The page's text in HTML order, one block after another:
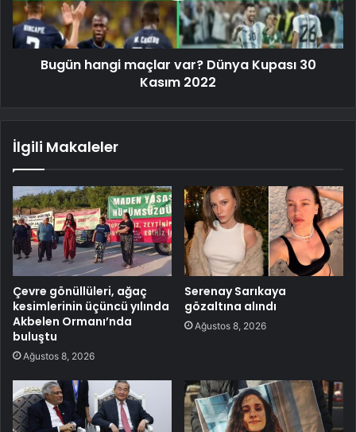
Bugün hangi maçlar var? Dünya Kupası 30
Kasım 2022
İlgili Makaleler
Çevre gönüllüleri, ağaç
kesimlerinin üçüncü yılında
Akbelen Ormanı’nda
buluştu
Ağustos 8, 2026
Serenay Sarıkaya
gözaltına alındı
Ağustos 8, 2026